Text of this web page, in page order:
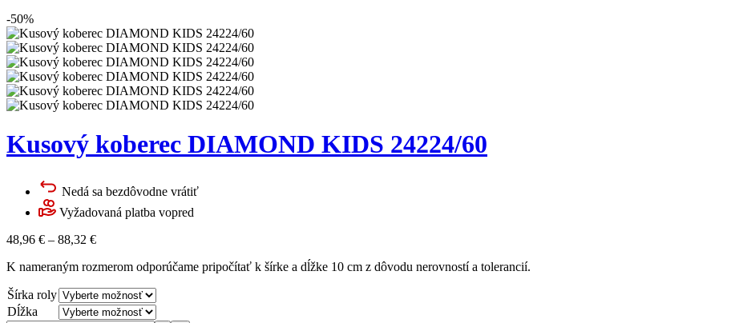
-50%
Kusový koberec DIAMOND KIDS 24224/60
Nedá sa bezdôvodne vrátiť
Vyžadovaná platba vopred
48,96 € – 88,32 €
K nameraným rozmerom odporúčame pripočítať k šírke a dĺžke 10 cm z dôvodu nerovností a tolerancií.
Šírka roly
Dĺžka